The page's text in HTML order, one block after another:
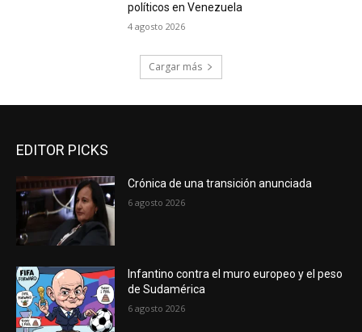
políticos en Venezuela
4 agosto 2026
Cargar más
EDITOR PICKS
Crónica de una transición anunciada
6 agosto 2026
Infantino contra el muro europeo y el peso
de Sudamérica
6 agosto 2026